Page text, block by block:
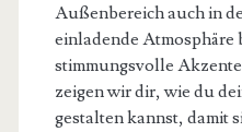
Außenbereich auch in
einladende Atmosphäre
stimmungsvolle
zeigen wir dir, wie du
gestalten kannst, damit